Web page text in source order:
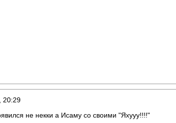
20:29
не некки а Исаму со своими "Яхууу!!!!"